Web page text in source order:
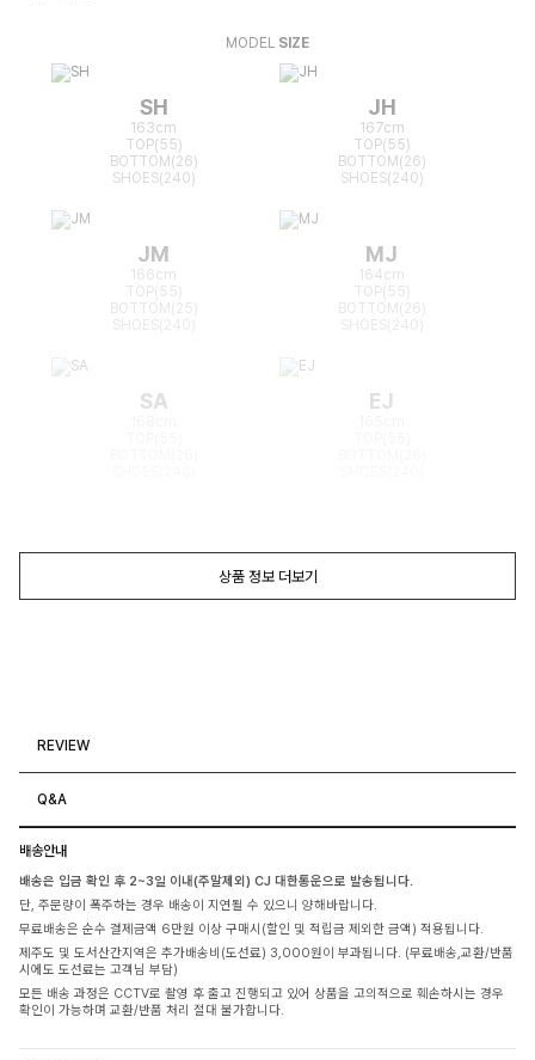
MODEL SIZE
SH
163cm
TOP(55)
BOTTOM(26)
SHOES(240)
JH
167cm
TOP(55)
BOTTOM(26)
SHOES(240)
JM
166cm
TOP(55)
BOTTOM(25)
MJ
164cm
TOP(55)
BOTTOM(26)
SA EJ
상품 정보 더보기
REVIEW
Q&A
배송안내
배송은 입금 확인 후 2~3일 이내(주말제외) CJ 대한통운으로 발송됩니다.
단, 주문량이 폭주하는 경우 배송이 지연될 수 있으니 양해바랍니다.
무료배송은 순수 결제금액 6만원 이상 구매시(할인 및 적립금 제외한 금액) 적용됩니다.
제주도 및 도서산간지역은 추가배송비(도선료) 3,000원이 부과됩니다. (무료배송,교환/반품
시에도 도선료는 고객님 부담)
모든 배송 과정은 CCTV로 촬영 후 출고 진행되고 있어 상품을 고의적으로 훼손하시는 경우
확인이 가능하며 교환/반품 처리 절대 불가합니다.